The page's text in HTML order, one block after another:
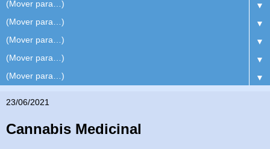
▼
▼
▼
▼
▼
23/06/2021
Cannabis Medicinal